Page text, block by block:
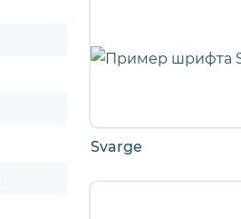
Svarge